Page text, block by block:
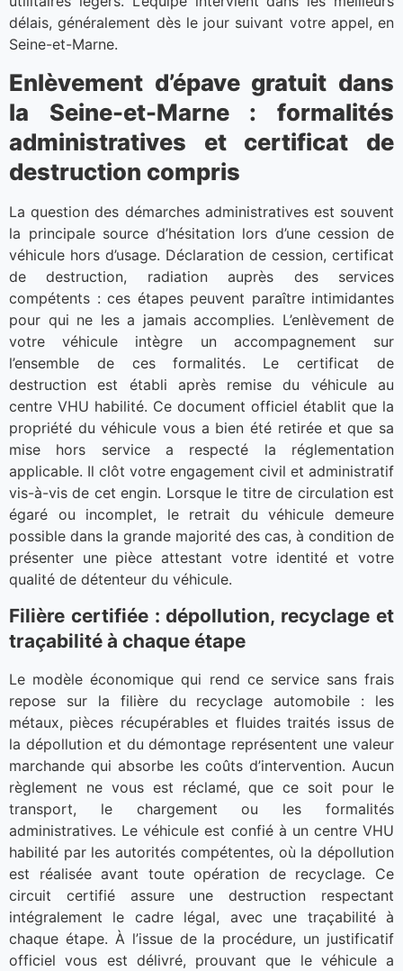
délais, généralement dès le jour suivant votre appel, en
Seine-et-Marne.
Enlèvement d’épave gratuit dans
la Seine-et-Marne : formalités
administratives et certificat de
destruction compris
La question des démarches administratives est souvent
la principale source d’hésitation lors d’une cession de
véhicule hors d’usage. Déclaration de cession, certificat
de destruction, radiation auprès des services
compétents : ces étapes peuvent paraître intimidantes
pour qui ne les a jamais accomplies. L’enlèvement de
votre véhicule intègre un accompagnement sur
l’ensemble de ces formalités. Le certificat de
destruction est établi après remise du véhicule au
centre VHU habilité. Ce document officiel établit que la
propriété du véhicule vous a bien été retirée et que sa
mise hors service a respecté la réglementation
applicable. Il clôt votre engagement civil et administratif
vis-à-vis de cet engin. Lorsque le titre de circulation est
égaré ou incomplet, le retrait du véhicule demeure
possible dans la grande majorité des cas, à condition de
présenter une pièce attestant votre identité et votre
qualité de détenteur du véhicule.
Filière certifiée : dépollution, recyclage et
traçabilité à chaque étape
Le modèle économique qui rend ce service sans frais
repose sur la filière du recyclage automobile : les
métaux, pièces récupérables et fluides traités issus de
la dépollution et du démontage représentent une valeur
marchande qui absorbe les coûts d’intervention. Aucun
règlement ne vous est réclamé, que ce soit pour le
transport, le chargement ou les formalités
administratives. Le véhicule est confié à un centre VHU
habilité par les autorités compétentes, où la dépollution
est réalisée avant toute opération de recyclage. Ce
circuit certifié assure une destruction respectant
intégralement le cadre légal, avec une traçabilité à
chaque étape. À l’issue de la procédure, un justificatif
officiel vous est délivré, prouvant que le véhicule a